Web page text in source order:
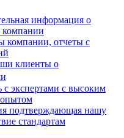
информация о
компании
компании, отчеты с
клиенты о
с экспертами с высоким
подтверждающая нашу
стандартам